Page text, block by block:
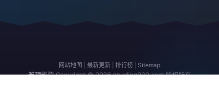
网站地图 最新更新 排行榜 Sitemap
筑顶影院 Copyright © 2026 zhuding020.com 版权所有